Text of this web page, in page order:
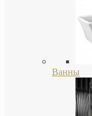
Ванны